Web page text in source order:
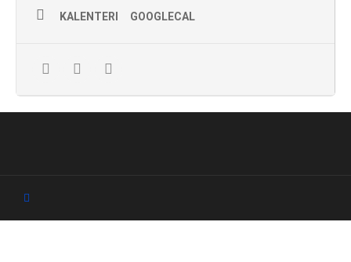
KALENTERI GOOGLECAL